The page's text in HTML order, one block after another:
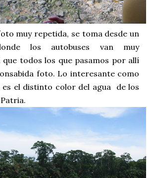
muy repetida, se toma desde un
los autobuses van muy
que todos los que pasamos por allí
foto. Lo interesante como
es el distinto color del agua de los